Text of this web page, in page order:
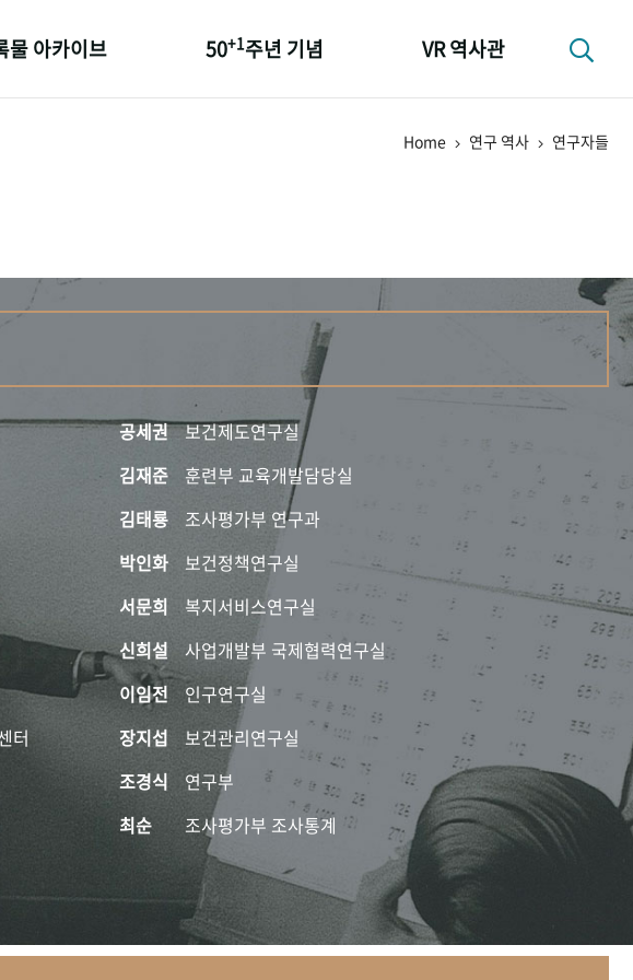
물 아카이브 50+1주년 기념 VR 역사관
Home 연구 역사 연구자들
공세권
보건제도연구실
김재준
훈련부 교육개발담당실
김태룡
조사평가부 연구과
박인화
보건정책연구실
서문희
복지서비스연구실
신희설
사업개발부 국제협력연구실
이임전
인구연구실
터 장지섭
보건관리연구실
조경식
연구부
최순
조사평가부 조사통계